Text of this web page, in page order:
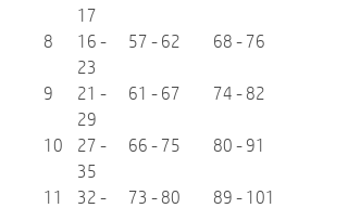
17
8
16 -
23
57 - 62 68 - 76
9
21 -
29
61 - 67 74 - 82
10
27 -
35
66 - 75 80 - 91
11
32 -
73 - 80 89 - 101